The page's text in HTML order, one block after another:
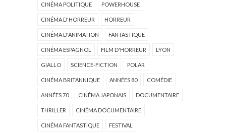
CINÉMA POLITIQUE POWERHOUSE
CINÉMA D'HORREUR HORREUR
CINÉMA D'ANIMATION FANTASTIQUE
CINÉMA ESPAGNOL FILM D'HORREUR LYON
GIALLO SCIENCE-FICTION POLAR
CINÉMA BRITANNIQUE ANNÉES 80 COMÉDIE
ANNÉES 70 CINÉMA JAPONAIS DOCUMENTAIRE
THRILLER CINÉMA DOCUMENTAIRE
CINÉMA FANTASTIQUE FESTIVAL